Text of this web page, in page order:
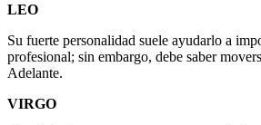
LEO
Su fuerte personalidad suele ayudarlo a
profesional; sin embargo, debe saber
Adelante.
VIRGO